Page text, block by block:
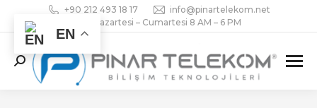
+90 212 493 18 17
info@pinartelekom.net
Pazartesi – Cumartesi 8 AM – 6 PM
Search:
EN